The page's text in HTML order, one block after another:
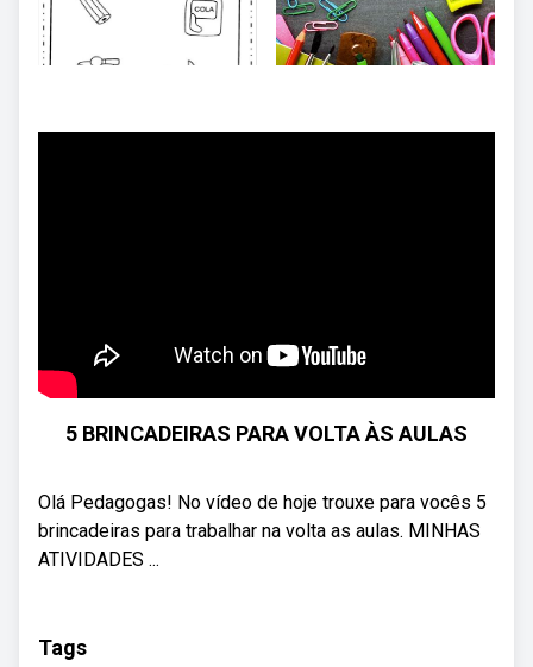
5 BRINCADEIRAS PARA VOLTA ÀS AULAS
Olá Pedagogas! No vídeo de hoje trouxe para vocês 5
brincadeiras para trabalhar na volta as aulas. MINHAS
ATIVIDADES ...
Tags